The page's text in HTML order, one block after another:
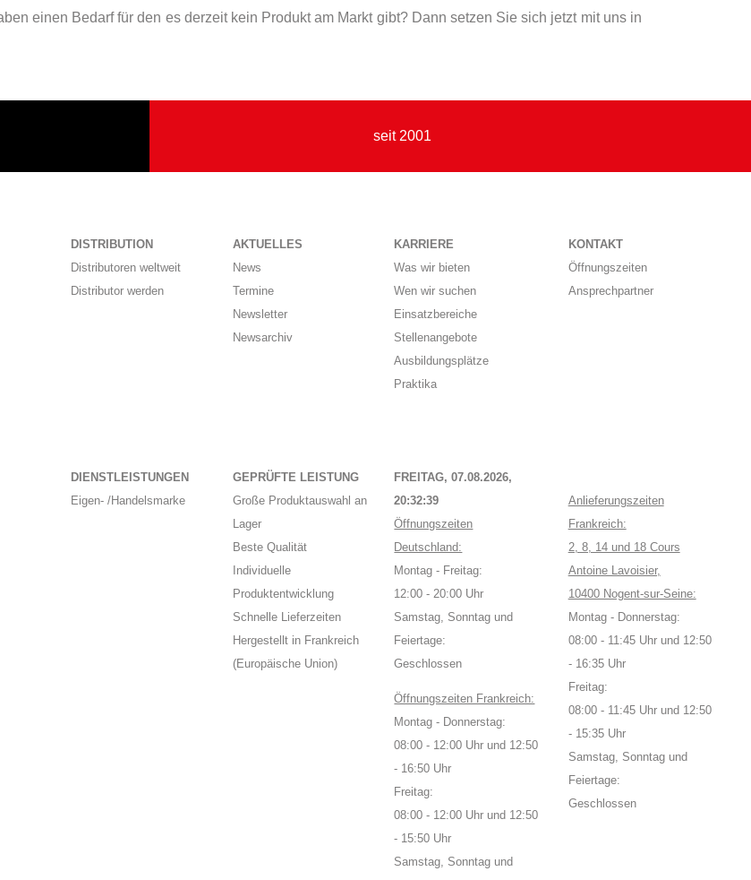
einen Bedarf für den es derzeit kein Produkt am Markt gibt? Dann setzen Sie sich jetzt mit uns in
seit 2001
DISTRIBUTION
Distributoren weltweit
Distributor werden
AKTUELLES
News
Termine
Newsletter
Newsarchiv
KARRIERE
Was wir bieten
Wen wir suchen
Einsatzbereiche
Stellenangebote
Ausbildungsplätze
Praktika
KONTAKT
Öffnungszeiten
Ansprechpartner
DIENSTLEISTUNGEN
Eigen- /Handelsmarke
GEPRÜFTE LEISTUNG
Große Produktauswahl an
Lager
Beste Qualität
Individuelle
Produktentwicklung
Schnelle Lieferzeiten
Hergestellt in Frankreich
(Europäische Union)
FREITAG, 07.08.2026,
20:32:40
Öffnungszeiten
Deutschland:
Montag - Freitag:
12:00 - 20:00 Uhr
Samstag, Sonntag und
Feiertage:
Geschlossen
Öffnungszeiten Frankreich:
Montag - Donnerstag:
08:00 - 12:00 Uhr und 12:50
- 16:50 Uhr
Freitag:
08:00 - 12:00 Uhr und 12:50
- 15:50 Uhr
Samstag, Sonntag und
Anlieferungszeiten
Frankreich:
2, 8, 14 und 18 Cours
Antoine Lavoisier,
10400 Nogent-sur-Seine:
Montag - Donnerstag:
08:00 - 11:45 Uhr und 12:50
- 16:35 Uhr
Freitag:
08:00 - 11:45 Uhr und 12:50
- 15:35 Uhr
Samstag, Sonntag und
Feiertage:
Geschlossen